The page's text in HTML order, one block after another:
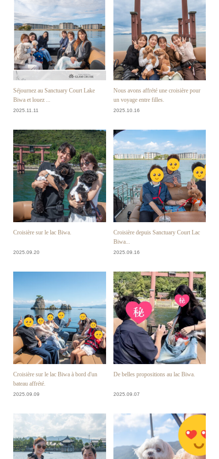
Séjournez au Sanctuary Court Lake
Biwa et louez ...
2025.11.11
Nous avons affrété une croisière pour
un voyage entre filles.
2025.10.16
Croisière sur le lac Biwa.
2025.09.20
Croisière depuis Sanctuary Court Lac
Biwa...
2025.09.16
Croisière sur le lac Biwa à bord d'un
bateau affrété.
2025.09.09
De belles propositions au lac Biwa.
2025.09.07